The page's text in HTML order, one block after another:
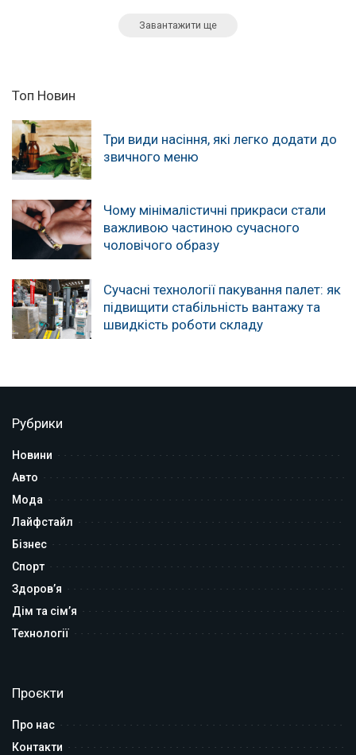
Завантажити ще
Топ Новин
Три види насіння, які легко додати до
звичного меню
Чому мінімалістичні прикраси стали
важливою частиною сучасного
чоловічого образу
Сучасні технології пакування палет: як
підвищити стабільність вантажу та
швидкість роботи складу
Рубрики
Новини
Авто
Мода
Лайфстайл
Бізнес
Спорт
Здоров’я
Дім та сім’я
Технології
Проєкти
Про нас
Контакти